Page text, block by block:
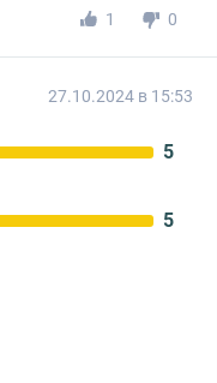
1 0
27.10.2024 в 15:53
5
5